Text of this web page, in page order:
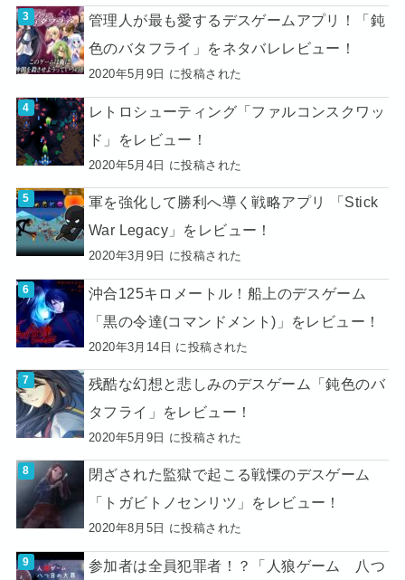
管理人が最も愛するデスゲームアプリ！「鈍
色のバタフライ」をネタバレレビュー！
2020年5月9日 に投稿された
レトロシューティング「ファルコンスクワッ
ド」をレビュー！
2020年5月4日 に投稿された
軍を強化して勝利へ導く戦略アプリ 「Stick
War Legacy」をレビュー！
2020年3月9日 に投稿された
沖合125キロメートル！船上のデスゲーム
「黒の令達(コマンドメント)」をレビュー！
2020年3月14日 に投稿された
残酷な幻想と悲しみのデスゲーム「鈍色のバ
タフライ」をレビュー！
2020年5月9日 に投稿された
閉ざされた監獄で起こる戦慄のデスゲーム
「トガビトノセンリツ」をレビュー！
2020年8月5日 に投稿された
参加者は全員犯罪者！？「人狼ゲーム 八つ